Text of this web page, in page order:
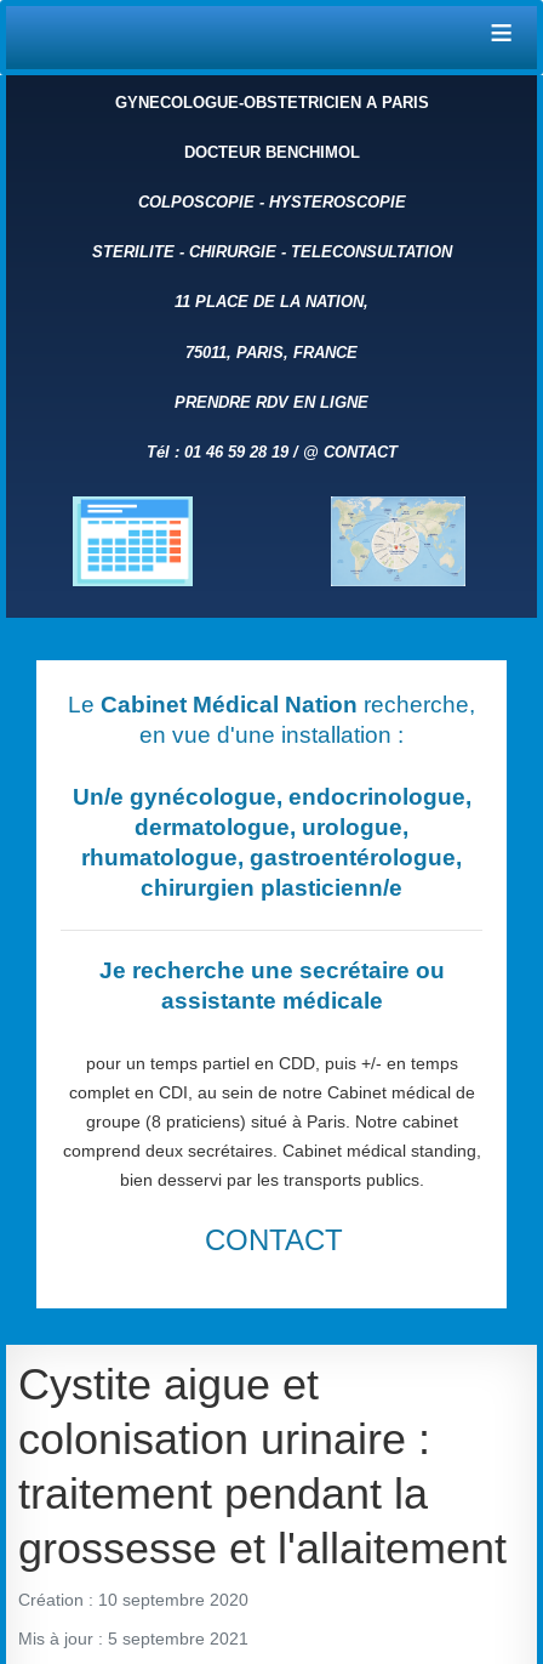
≡
GYNECOLOGUE-OBSTETRICIEN A PARIS
DOCTEUR BENCHIMOL
COLPOSCOPIE- HYSTEROSCOPIE
STERILITE- CHIRURGIE- TELECONSULTATION
11 PLACE DE LA NATION,
75011, PARIS, FRANCE
PRENDRE RDV EN LIGNE
Tél : 01 46 59 28 19 / @ CONTACT
Le Cabinet Médical Nation recherche,
en vue d'une installation :
Un/e gynécologue, endocrinologue,
dermatologue, urologue,
rhumatologue, gastroentérologue,
chirurgien plasticienn/e
Je recherche une secrétaire ou
assistante médicale
pour un temps partiel en CDD, puis +/- en temps
complet en CDI, au sein de notre Cabinet médical de
groupe (8 praticiens) situé à Paris. Notre cabinet
comprend deux secrétaires. Cabinet médical standing,
bien desservi par les transports publics.
CONTACT
Cystite aigue et
colonisation urinaire :
traitement pendant la
grossesse et l'allaitement
Création : 10 septembre 2020
Mis à jour : 5 septembre 2021